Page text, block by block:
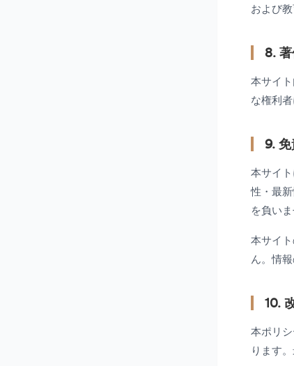
および
8.
本サイ
な権利
9.
本サイ
性・最
を負いま
本サイ
ん。情
10.
本ポリ
ります